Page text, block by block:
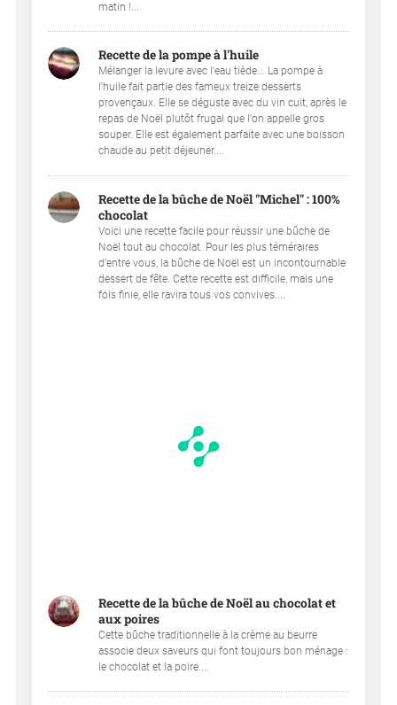
matin !...
Recette de la pompe à l'huile
Mélanger la levure avec l'eau tiède... La pompe à
l'huile fait partie des fameux treize desserts
provençaux. Elle se déguste avec du vin cuit, après le
repas de Noël plutôt frugal que l'on appelle gros
souper. Elle est également parfaite avec une boisson
chaude au petit déjeuner....
Recette de la bûche de Noël "Michel" : 100%
chocolat
Voici une recette facile pour réussir une bûche de
Noël tout au chocolat. Pour les plus téméraires
d’entre vous, la bûche de Noël est un incontournable
dessert de fête. Cette recette est difficile, mais une
fois finie, elle ravira tous vos convives....
Recette de la bûche de Noël au chocolat et
aux poires
Cette bûche traditionnelle à la crème au beurre
associe deux saveurs qui font toujours bon ménage :
le chocolat et la poire....